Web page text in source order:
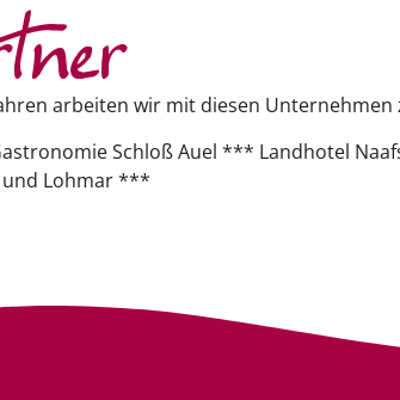
arbeiten wir mit diesen Unternehmen
Schloß Auel *** Landhotel
und Lohmar ***